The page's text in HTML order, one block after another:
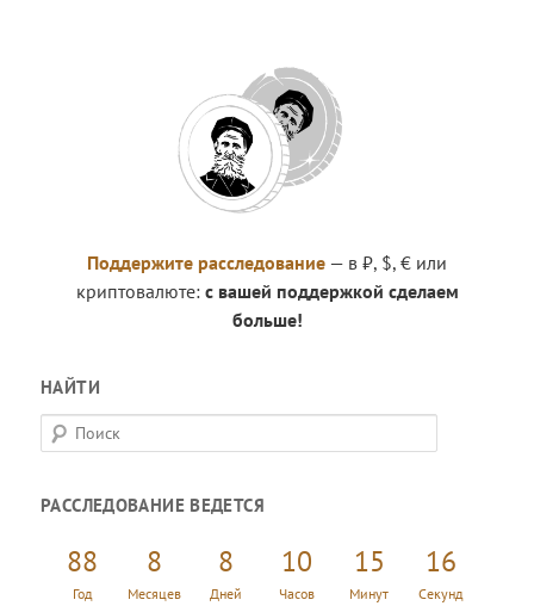
Поддержите расследование — в ₽, $, € или
криптовалюте: с вашей поддержкой сделаем
больше!
НАЙТИ
П
о
с
РАССЛЕДОВАНИЕ ВЕДЕТСЯ
88
Год
8
Месяцев
8
Дней
10
Часов
15
Минут
17
Секунд